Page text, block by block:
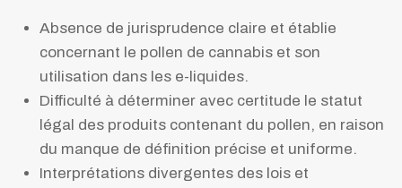
Absence de jurisprudence claire et établie
concernant le pollen de cannabis et son
utilisation dans les e-liquides.
Difficulté à déterminer avec certitude le statut
légal des produits contenant du pollen, en raison
du manque de définition précise et uniforme.
Interprétations divergentes des lois et